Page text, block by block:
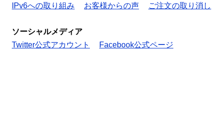
IPv6への取り組み
お客様からの声 ご注文の取り消し
ソーシャルメディア
Twitter公式アカウント
Facebook公式ページ